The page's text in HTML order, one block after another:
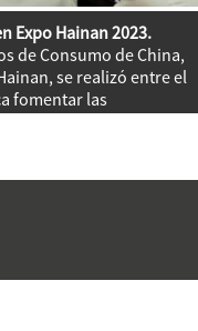
Expo Hainan 2023.
de Consumo de China,
se realizó entre el
fomentar las
de los mercados